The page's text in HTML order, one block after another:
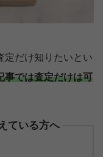
定だけ知りたいとい
事では査定だけは可
ている方へ